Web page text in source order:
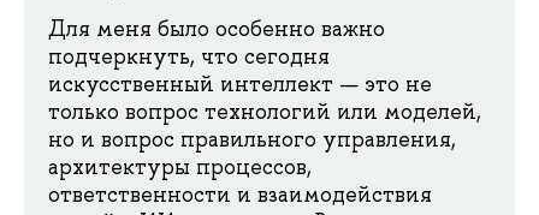
Для меня было особенно важно
подчеркнуть, что сегодня
искусственный интеллект — это не
только вопрос технологий или моделей,
но и вопрос правильного управления,
архитектуры процессов,
ответственности и взаимодействия